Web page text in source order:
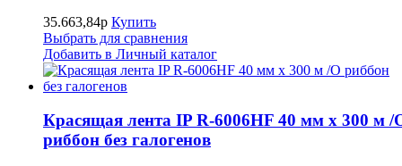
35.663,84р Купить
Выбрать для сравнения
Добавить в Личный каталог
Красящая лента IP R-6006HF 40 мм x 300 м /
риббон без галогенов